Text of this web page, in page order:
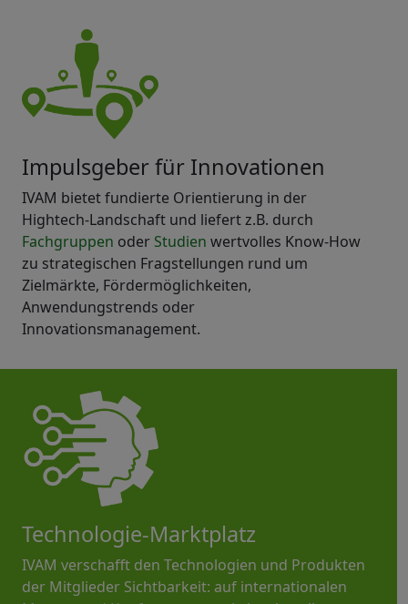
Impulsgeber für Innovationen
IVAM bietet fundierte Orientierung in der
Hightech-Landschaft und liefert z.B. durch
Fachgruppen oder Studien wertvolles Know-How
zu strategischen Fragstellungen rund um
Zielmärkte, Fördermöglichkeiten,
Anwendungstrends oder
Innovationsmanagement.
Technologie-Marktplatz
IVAM verschafft den Technologien und Produkten
der Mitglieder Sichtbarkeit: auf internationalen